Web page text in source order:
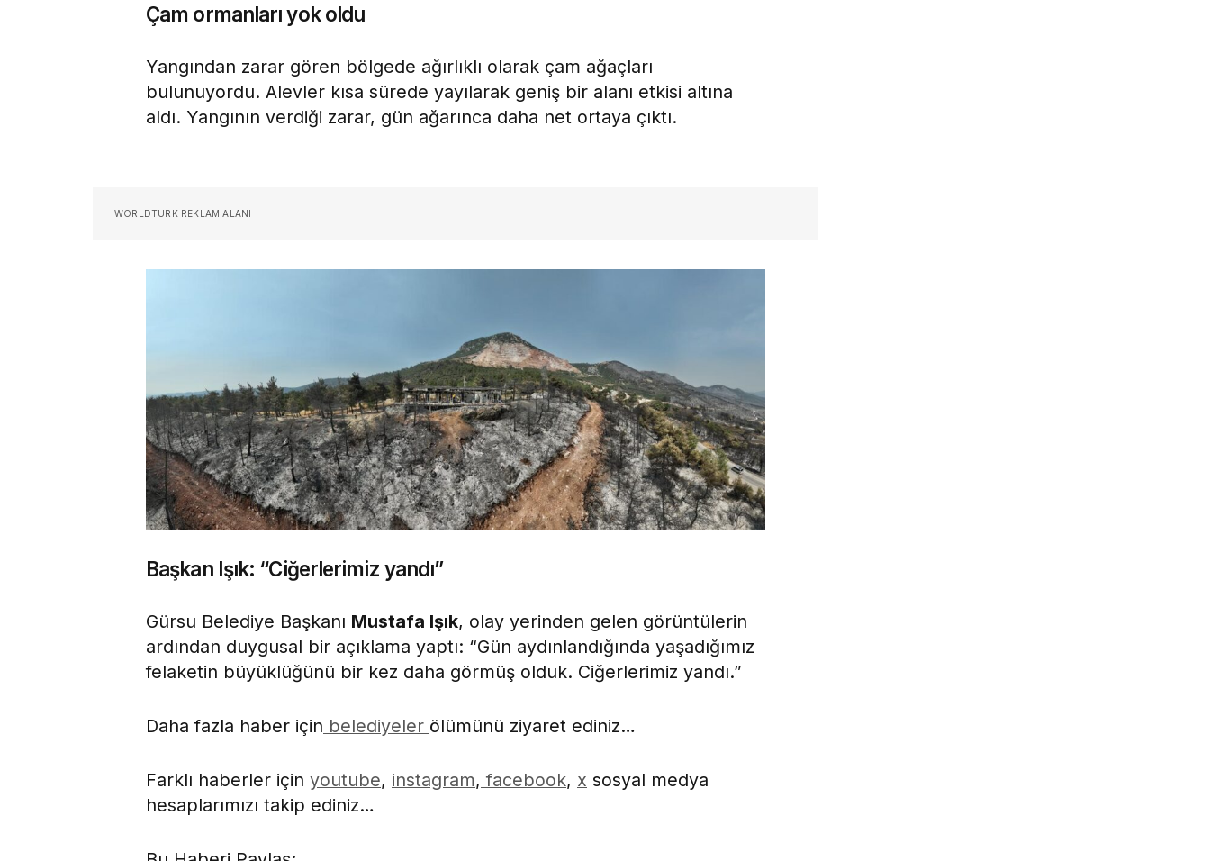
Çam ormanları yok oldu
Yangından zarar gören bölgede ağırlıklı olarak çam ağaçları
bulunuyordu. Alevler kısa sürede yayılarak geniş bir alanı etkisi altına
aldı. Yangının verdiği zarar, gün ağarınca daha net ortaya çıktı.
WORLDTURK REKLAM ALANI
Başkan Işık: “Ciğerlerimiz yandı”
Gürsu Belediye Başkanı Mustafa Işık, olay yerinden gelen görüntülerin
ardından duygusal bir açıklama yaptı: “Gün aydınlandığında yaşadığımız
felaketin büyüklüğünü bir kez daha görmüş olduk. Ciğerlerimiz yandı.”
Daha fazla haber için belediyeler ölümünü ziyaret ediniz…
Farklı haberler için youtube, instagram, facebook, x sosyal medya
hesaplarımızı takip ediniz…